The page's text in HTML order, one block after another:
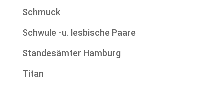
Schmuck
Schwule -u. lesbische Paare
Standesämter Hamburg
Titan